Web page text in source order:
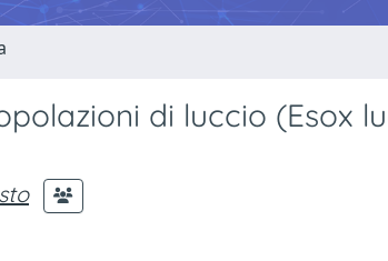
di luccio (Esox